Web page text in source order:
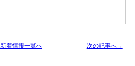
新着情報一覧へ 次の記事へ→